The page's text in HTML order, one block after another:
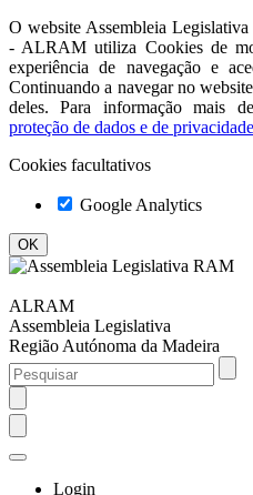
O website Assembleia
- ALRAM utiliza Cookies de
experiência de navegação e
Continuando a navegar no
deles. Para informação mais
proteção de dados e de privacidade
Cookies facultativos
Google Analytics
ALRAM
Assembleia Legislativa
Região Autónoma da Madeira
Login